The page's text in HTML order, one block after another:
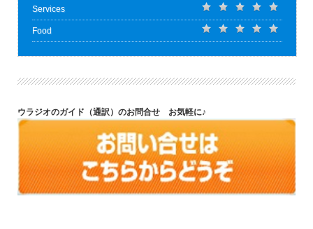
Services
Food
ウラジオのガイド（通訳）のお問合せ お気軽に♪